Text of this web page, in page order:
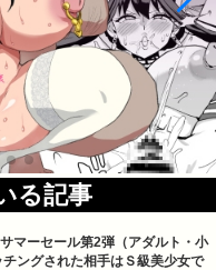
る記事
マーセール第2弾（アダルト・小
ングされた相手はＳ級美少女で